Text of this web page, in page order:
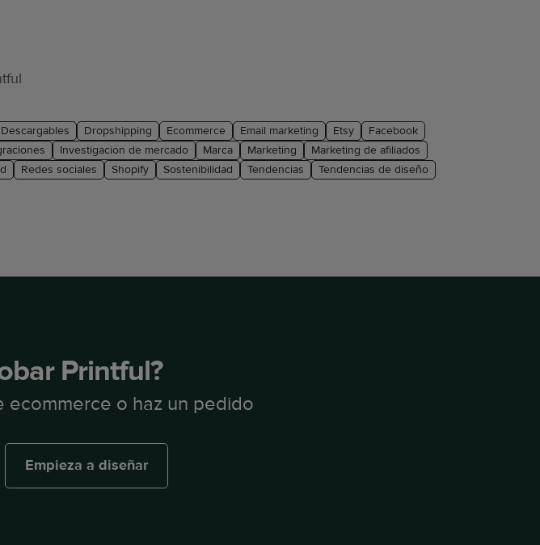
Descargables Dropshipping Ecommerce Email marketing Etsy
Facebook
Investigación de mercado Marca Marketing
Marketing de afiliados
Redes sociales Shopify Sostenibilidad Tendencias
Tendencias de diseño
Printful?
ecommerce o haz un pedido
Empieza a diseñar